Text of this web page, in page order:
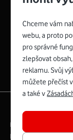
Zyxel
Rozměry
a nabízí 4
Fi ve verzích
Mb/s.
Více o Zyxel
Právní­ podmí­nky
Digitální odpovědnost
Chceme vám
webu, a proto
pro správné
zlepšovat
reklamu. Svůj
můžete přečíst v
a také v